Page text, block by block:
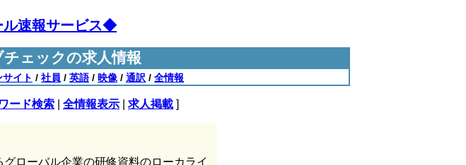
速報サービス◆
ェックの求人情報
イト / 社員 / 英語 / 映像 / 通訳 / 全情報
ード検索 全情報表示 求人掲載 ]
ローバル企業の研修資料のローカライ